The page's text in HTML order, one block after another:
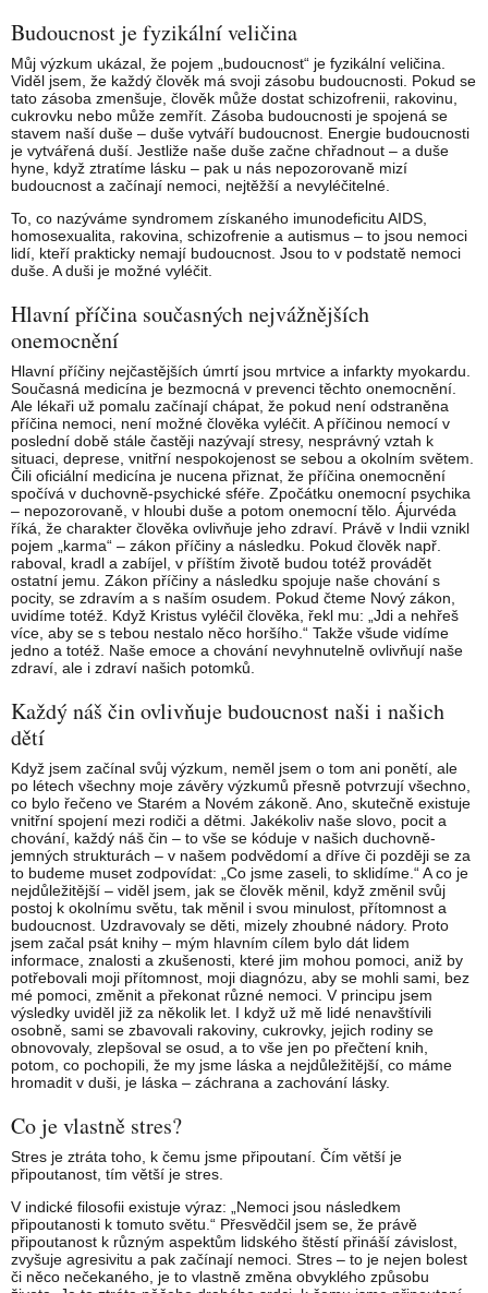
Budoucnost je fyzikální veličina
Můj výzkum ukázal, že pojem „budoucnost“ je fyzikální veličina.
Viděl jsem, že každý člověk má svoji zásobu budoucnosti. Pokud se
tato zásoba zmenšuje, člověk může dostat schizofrenii, rakovinu,
cukrovku nebo může zemřít. Zásoba budoucnosti je spojená se
stavem naší duše – duše vytváří budoucnost. Energie budoucnosti
je vytvářená duší. Jestliže naše duše začne chřadnout – a duše
hyne, když ztratíme lásku – pak u nás nepozorovaně mizí
budoucnost a začínají nemoci, nejtěžší a nevyléčitelné.
To, co nazýváme syndromem získaného imunodeficitu AIDS,
homosexualita, rakovina, schizofrenie a autismus – to jsou nemoci
lidí, kteří prakticky nemají budoucnost. Jsou to v podstatě nemoci
duše. A duši je možné vyléčit.
Hlavní příčina současných nejvážnějších
onemocnění
Hlavní příčiny nejčastějších úmrtí jsou mrtvice a infarkty myokardu.
Současná medicína je bezmocná v prevenci těchto onemocnění.
Ale lékaři už pomalu začínají chápat, že pokud není odstraněna
příčina nemoci, není možné člověka vyléčit. A příčinou nemocí v
poslední době stále častěji nazývají stresy, nesprávný vztah k
situaci, deprese, vnitřní nespokojenost se sebou a okolním světem.
Čili oficiální medicína je nucena přiznat, že příčina onemocnění
spočívá v duchovně-psychické sféře. Zpočátku onemocní psychika
– nepozorovaně, v hloubi duše a potom onemocní tělo. Ájurvéda
říká, že charakter člověka ovlivňuje jeho zdraví. Právě v Indii vznikl
pojem „karma“ – zákon příčiny a následku. Pokud člověk např.
raboval, kradl a zabíjel, v příštím životě budou totéž provádět
ostatní jemu. Zákon příčiny a následku spojuje naše chování s
pocity, se zdravím a s naším osudem. Pokud čteme Nový zákon,
uvidíme totéž. Když Kristus vyléčil člověka, řekl mu: „Jdi a nehřeš
více, aby se s tebou nestalo něco horšího.“ Takže všude vidíme
jedno a totéž. Naše emoce a chování nevyhnutelně ovlivňují naše
zdraví, ale i zdraví našich potomků.
Každý náš čin ovlivňuje budoucnost naši i našich
dětí
Když jsem začínal svůj výzkum, neměl jsem o tom ani ponětí, ale
po létech všechny moje závěry výzkumů přesně potvrzují všechno,
co bylo řečeno ve Starém a Novém zákoně. Ano, skutečně existuje
vnitřní spojení mezi rodiči a dětmi. Jakékoliv naše slovo, pocit a
chování, každý náš čin – to vše se kóduje v našich duchovně-
jemných strukturách – v našem podvědomí a dříve či později se za
to budeme muset zodpovídat: „Co jsme zaseli, to sklidíme.“ A co je
nejdůležitější – viděl jsem, jak se člověk měnil, když změnil svůj
postoj k okolnímu světu, tak měnil i svou minulost, přítomnost a
budoucnost. Uzdravovaly se děti, mizely zhoubné nádory. Proto
jsem začal psát knihy – mým hlavním cílem bylo dát lidem
informace, znalosti a zkušenosti, které jim mohou pomoci, aniž by
potřebovali moji přítomnost, moji diagnózu, aby se mohli sami, bez
mé pomoci, změnit a překonat různé nemoci. V principu jsem
výsledky uviděl již za několik let. I když už mě lidé nenavštívili
osobně, sami se zbavovali rakoviny, cukrovky, jejich rodiny se
obnovovaly, zlepšoval se osud, a to vše jen po přečtení knih,
potom, co pochopili, že my jsme láska a nejdůležitější, co máme
hromadit v duši, je láska – záchrana a zachování lásky.
Co je vlastně stres?
Stres je ztráta toho, k čemu jsme připoutaní. Čím větší je
připoutanost, tím větší je stres.
V indické filosofii existuje výraz: „Nemoci jsou následkem
připoutanosti k tomuto světu.“ Přesvědčil jsem se, že právě
připoutanost k různým aspektům lidského štěstí přináší závislost,
zvyšuje agresivitu a pak začínají nemoci. Stres – to je nejen bolest
či něco nečekaného, je to vlastně změna obvyklého způsobu